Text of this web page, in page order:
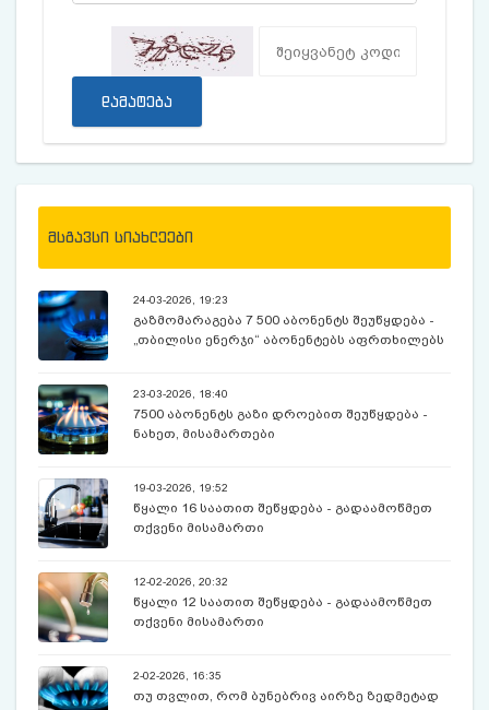
დამატება
მსგავსი სიახლეები
24-03-2026, 19:23
გაზმომარაგება 7 500 აბონენტს შეუწყდება -
„თბილისი ენერჯი“ აბონენტებს აფრთხილებს
23-03-2026, 18:40
7500 აბონენტს გაზი დროებით შეუწყდება -
ნახეთ, მისამართები
19-03-2026, 19:52
წყალი 16 საათით შეწყდება - გადაამოწმეთ
თქვენი მისამართი
12-02-2026, 20:32
წყალი 12 საათით შეწყდება - გადაამოწმეთ
თქვენი მისამართი
2-02-2026, 16:35
თუ თვლით, რომ ბუნებრივ აირზე ზედმეტად